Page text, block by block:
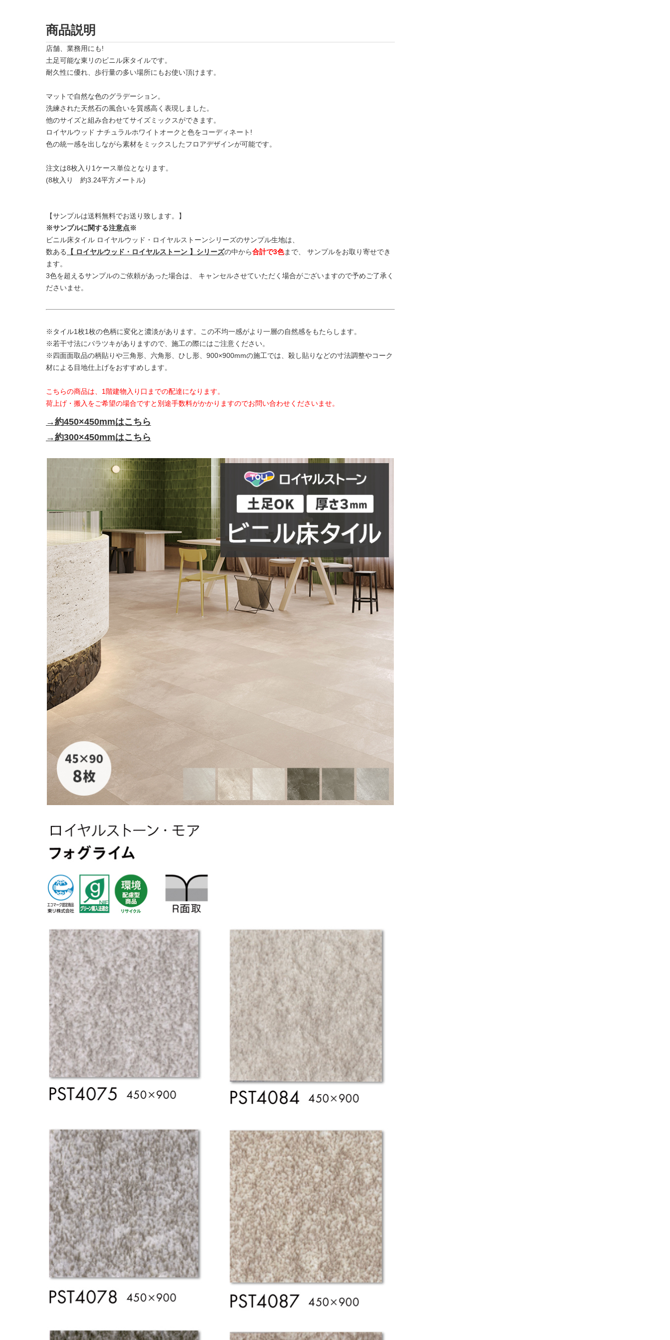
商品説明
店舗、業務用にも!
土足可能な東リのビニル床タイルです。
耐久性に優れ、歩行量の多い場所にもお使い頂けます。
マットで自然な色のグラデーション。
洗練された天然石の風合いを質感高く表現しました。
他のサイズと組み合わせてサイズミックスができます。
ロイヤルウッド ナチュラルホワイトオークと色をコーディネート!
色の統一感を出しながら素材をミックスしたフロアデザインが可能です。
注文は8枚入り1ケース単位となります。
(8枚入り 約3.24平方メートル)
【サンプルは送料無料でお送り致します。】
※サンプルに関する注意点※
ビニル床タイル ロイヤルウッド・ロイヤルストーンシリーズのサンプル生地は、
数ある
【 ロイヤルウッド・ロイヤルストーン 】シリーズの中から合計で3色まで、 サンプルをお取り寄せでき
ます。
3色を超えるサンプルのご依頼があった場合は、 キャンセルさせていただく場合がございますので予めご了承く
ださいませ。
※タイル1枚1枚の色柄に変化と濃淡があります。この不均一感がより一層の自然感をもたらします。
※若干寸法にバラツキがありますので、施工の際にはご注意ください。
※四面面取品の柄貼りや三角形、六角形、ひし形、900×900mmの施工では、殺し貼りなどの寸法調整やコーク
材による目地仕上げをおすすめします。
こちらの商品は、1階建物入り口までの配達になります。
荷上げ・搬入をご希望の場合ですと別途手数料がかかりますのでお問い合わせくださいませ。
→約450×450mmはこちら
→約300×450mmはこちら